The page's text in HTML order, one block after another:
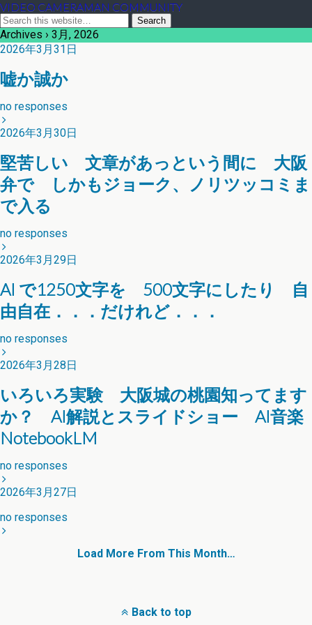
VIDEO CAMERAMAN COMMUNITY
Archives › 3月, 2026
2026年3月31日
嘘か誠か
no responses
2026年3月30日
堅苦しい 文章があっという間に 大阪
弁で しかもジョーク、ノリツッコミま
で入る
no responses
2026年3月29日
AI で1250文字を 500文字にしたり 自
由自在．．．だけれど．．．
no responses
2026年3月28日
いろいろ実験 大阪城の桃園知ってます
か？ AI解説とスライドショー AI音楽
NotebookLM
no responses
2026年3月27日
no responses
Load More From This Month…
Back to top